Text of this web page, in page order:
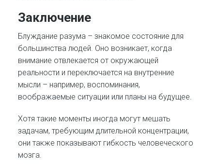
Заключение
Блуждание разума – знакомое состояние для
большинства людей. Оно возникает, когда
внимание отвлекается от окружающей
реальности и переключается на внутренние
мысли – например, воспоминания,
воображаемые ситуации или планы на будущее.
Хотя такие моменты иногда могут мешать
задачам, требующим длительной концентрации,
они также показывают гибкость человеческого
мозга.